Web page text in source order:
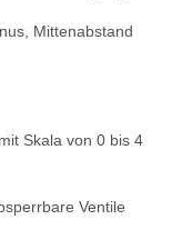
Mittenabstand
Skala von 0 bis 4
Ventile